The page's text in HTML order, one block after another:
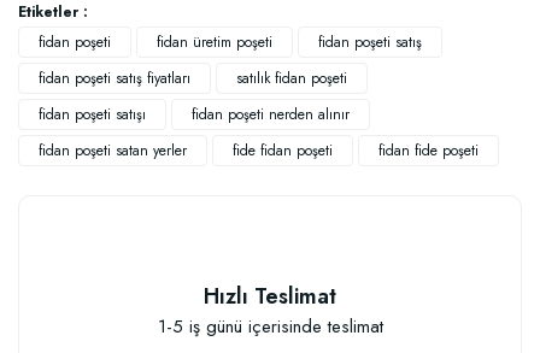
Etiketler :
fidan poşeti
fidan üretim poşeti
fidan poşeti satış
fidan poşeti satış fiyatları
satılık fidan poşeti
fidan poşeti satışı
fidan poşeti nerden alınır
fidan poşeti satan yerler
fide fidan poşeti fidan fide poşeti
Hızlı Teslimat
1-5 iş günü içerisinde teslimat